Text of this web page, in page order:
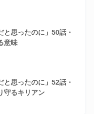
と思ったのに」50話・
意味
と思ったのに」52話・
守るキリアン